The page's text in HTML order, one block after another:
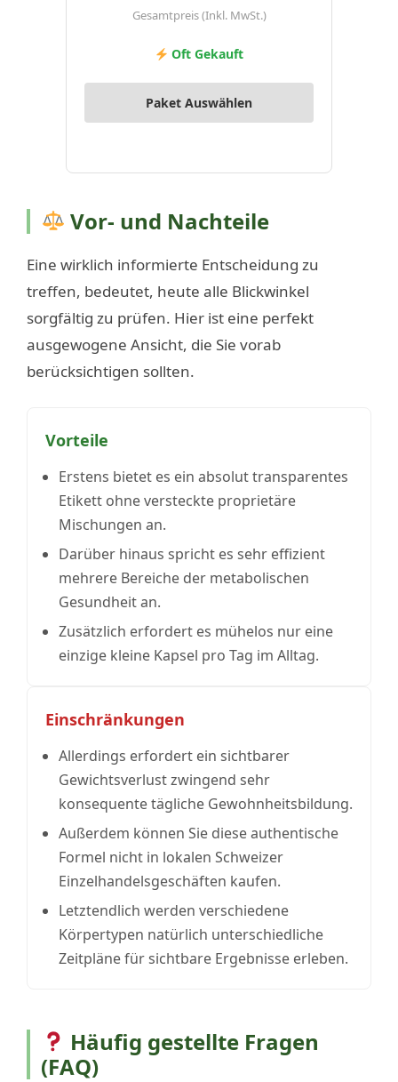
Gesamtpreis (Inkl. MwSt.)
Oft Gekauft
Paket Auswählen
Vor- und Nachteile
Eine wirklich informierte Entscheidung zu
treffen, bedeutet, heute alle Blickwinkel
sorgfältig zu prüfen. Hier ist eine perfekt
ausgewogene Ansicht, die Sie vorab
berücksichtigen sollten.
Vorteile
Erstens bietet es ein absolut transparentes
Etikett ohne versteckte proprietäre
Mischungen an.
Darüber hinaus spricht es sehr effizient
mehrere Bereiche der metabolischen
Gesundheit an.
Zusätzlich erfordert es mühelos nur eine
einzige kleine Kapsel pro Tag im Alltag.
Einschränkungen
Allerdings erfordert ein sichtbarer
Gewichtsverlust zwingend sehr
konsequente tägliche Gewohnheitsbildung.
Außerdem können Sie diese authentische
Formel nicht in lokalen Schweizer
Einzelhandelsgeschäften kaufen.
Letztendlich werden verschiedene
Körpertypen natürlich unterschiedliche
Zeitpläne für sichtbare Ergebnisse erleben.
Häufig gestellte Fragen
(FAQ)